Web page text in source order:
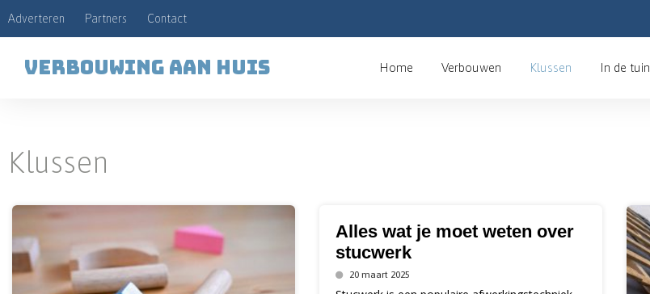
Adverteren Partners Contact
Verbouwing aan huis Home Verbouwen Klussen In de tuin
Klussen
Alles wat je moet weten over
stucwerk
20 maart 2025